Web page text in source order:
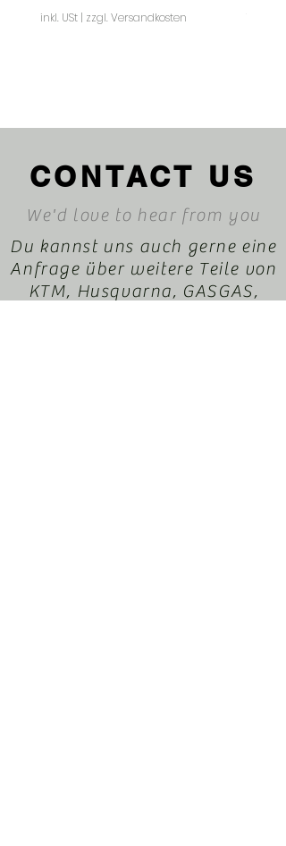
inkl. USt | zzgl. Versandkosten
CONTACT US
We'd love to hear from you
Du kannst uns auch gerne eine
Anfrage über weitere Teile von
KTM, Husqvarna, GASGAS,